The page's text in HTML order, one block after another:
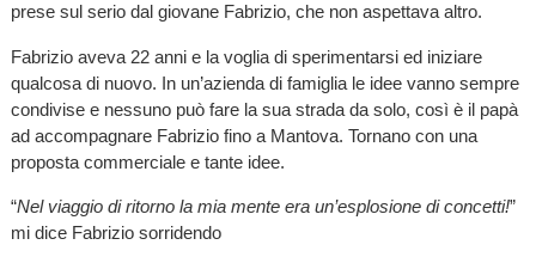
prese sul serio dal giovane Fabrizio, che non aspettava altro.
Fabrizio aveva 22 anni e la voglia di sperimentarsi ed iniziare
qualcosa di nuovo. In un’azienda di famiglia le idee vanno sempre
condivise e nessuno può fare la sua strada da solo, così è il papà
ad accompagnare Fabrizio fino a Mantova. Tornano con una
proposta commerciale e tante idee.
“Nel viaggio di ritorno la mia mente era un’esplosione di concetti!”
mi dice Fabrizio sorridendo